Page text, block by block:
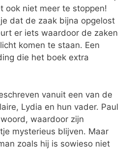
ook niet meer te stoppen!
dat de zaak bijna opgelost
er iets waardoor de zaken
komen te staan. Een
die het boek extra
vanuit een van de
Lydia en hun vader. Paul
waardoor zijn
mysterieus blijven. Maar
zoals hij is sowieso niet